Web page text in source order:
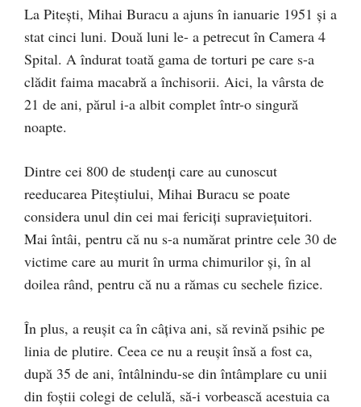
La Pitești, Mihai Buracu a ajuns în ianuarie 1951 și a
stat cinci luni. Două luni le- a petrecut în Camera 4
Spital. A îndurat toată gama de torturi pe care s-a
clădit faima macabră a închisorii. Aici, la vârsta de
21 de ani, părul i-a albit complet într-o singură
noapte.
Dintre cei 800 de studenți care au cunoscut
reeducarea Piteștiului, Mihai Buracu se poate
considera unul din cei mai fericiți supraviețuitori.
Mai întâi, pentru că nu s-a numărat printre cele 30 de
victime care au murit în urma chimurilor și, în al
doilea rând, pentru că nu a rămas cu sechele fizice.
În plus, a reușit ca în câțiva ani, să revină psihic pe
linia de plutire. Ceea ce nu a reușit însă a fost ca,
după 35 de ani, întâlnindu-se din întâmplare cu unii
din foștii colegi de celulă, să-i vorbească acestuia ca